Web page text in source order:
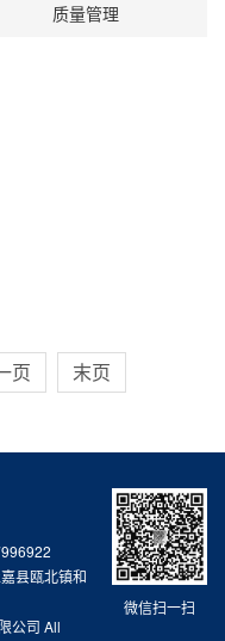
质量管理
页 末页
微信扫一扫
县瓯北镇和
公司 All